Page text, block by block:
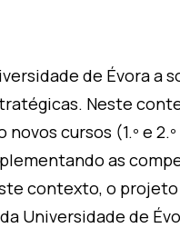
de Évora a
Neste
cursos (1.º e
as
contexto, o projeto
Universidade de